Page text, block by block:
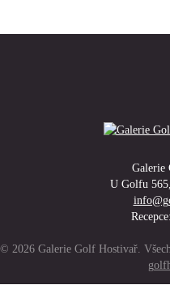
Galerie
U Golfu
© 2026 Galerie Golf Hostivař.